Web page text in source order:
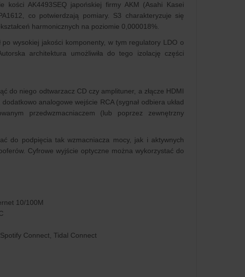
kości AK4493SEQ japońskiej firmy AKM (Asahi Kasei
co potwierdzają pomiary. S3 charakteryzuje się
harmonicznych na poziomie 0,000018%.
wysokiej jakości komponenty, w tym regulatory LDO o
architektura umożliwiła do tego izolację części
do niego odtwarzacz CD czy amplituner, a złącze HDMI
analogowe wejście RCA (sygnał odbiera układ
przedwzmacniaczem (lub poprzez zewnętrzny
do podpięcia tak wzmacniacza mocy, jak i aktywnych
Cyfrowe wyjście optyczne można wykorzystać do
10/100M
Connect, Tidal Connect